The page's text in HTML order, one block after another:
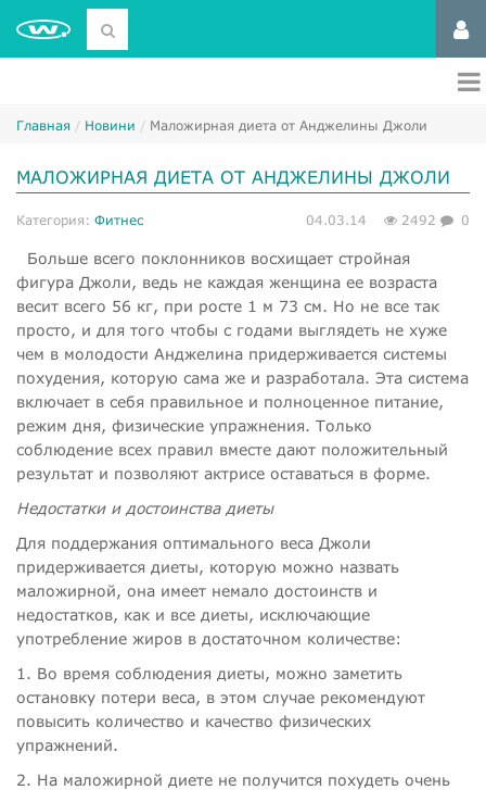
Главная Новини ​Маложирная диета от Анджелины Джоли
​МАЛОЖИРНАЯ ДИЕТА ОТ АНДЖЕЛИНЫ ДЖОЛИ
Категория: Фитнес 04.03.14 2492 0
Больше всего поклонников восхищает стройная
фигура Джоли, ведь не каждая женщина ее возраста
весит всего 56 кг, при росте 1 м 73 см. Но не все так
просто, и для того чтобы с годами выглядеть не хуже
чем в молодости Анджелина придерживается системы
похудения, которую сама же и разработала. Эта система
включает в себя правильное и полноценное питание,
режим дня, физические упражнения. Только
соблюдение всех правил вместе дают положительный
результат и позволяют актрисе оставаться в форме.
Недостатки и достоинства диеты
Для поддержания оптимального веса Джоли
придерживается диеты, которую можно назвать
маложирной, она имеет немало достоинств и
недостатков, как и все диеты, исключающие
употребление жиров в достаточном количестве:
1. Во время соблюдения диеты, можно заметить
остановку потери веса, в этом случае рекомендуют
повысить количество и качество физических
упражнений.
2. На маложирной диете не получится похудеть очень